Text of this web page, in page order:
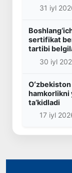
31 iyl
sertifikat
tartibi
30 iyl
hamkorlikni
taʼkidladi
17 iyl